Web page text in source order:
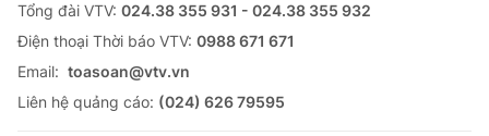
Tổng đài VTV: 024.38 355 931 - 024.38 355 932
Ðiện thoại Thời báo VTV: 0988 671 671
Email: toasoan@vtv.vn
Liên hệ quảng cáo: (024) 626 79595